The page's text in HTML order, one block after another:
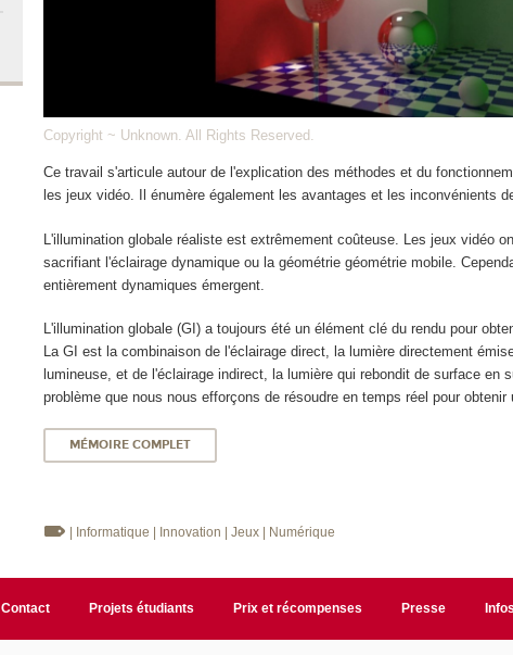
Copyright ~ Unknown. All Rights Reserved.
Ce travail s'articule autour de l'explication des méthodes et du
les jeux vidéo. Il énumère également les avantages et les inconvénients
L'illumination globale réaliste est extrêmement coûteuse. Les jeux vidéo
sacrifiant l'éclairage dynamique ou la géométrie géométrie mobile.
entièrement dynamiques émergent.
L'illumination globale (GI) a toujours été un élément clé du rendu pour
La GI est la combinaison de l'éclairage direct, la lumière directement
lumineuse, et de l'éclairage indirect, la lumière qui rebondit de surface en
problème que nous nous efforçons de résoudre en temps réel pour obtenir
MÉMOIRE COMPLET
| Informatique | Innovation | Jeux | Numérique
Contact Projets étudiants Prix et récompenses Presse